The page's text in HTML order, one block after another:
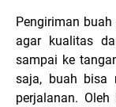
Pengiriman
agar kualitas
sampai ke
saja, buah bisa
perjalanan.